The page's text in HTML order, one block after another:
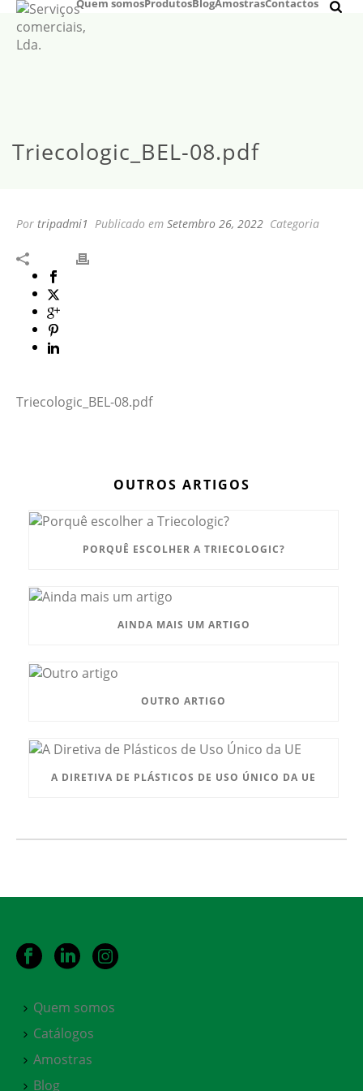
Quem somosProdutosBlogAmostrasContactos
Triecologic_BEL-08.pdf
Por tripadmi1 Publicado em Setembro 26, 2022 Categoria
Triecologic_BEL-08.pdf
OUTROS ARTIGOS
PORQUÊ ESCOLHER A TRIECOLOGIC?
AINDA MAIS UM ARTIGO
OUTRO ARTIGO
A DIRETIVA DE PLÁSTICOS DE USO ÚNICO DA UE
Quem somos
Catálogos
Amostras
Blog